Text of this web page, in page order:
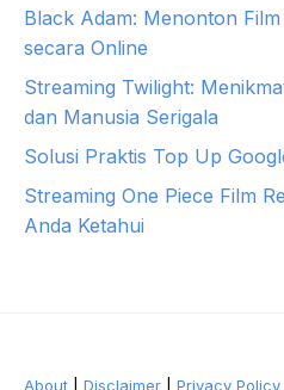
Black Adam: Menonton
secara Online
Streaming Twilight:
dan Manusia Serigala
Solusi Praktis Top Up
Streaming One Piece Film
Anda Ketahui
About Disclaimer Privacy Policy